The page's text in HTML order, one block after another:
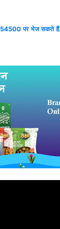
पर भेज सकते